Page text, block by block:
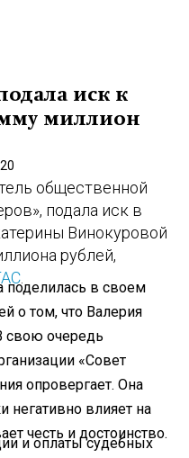
иск к
миллион
общественной
подала иск в
Винокуровой
рублей,
поделилась в своем
о том, что Валерия
свою очередь
«Совет
опровергает. Она
негативно влияет на
честь и достоинство.
и оплаты судебных